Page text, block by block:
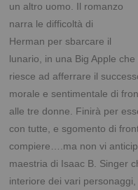
un altro uomo. Il romanzo
narra le difficoltà di
Herman per sbarcare il
lunario, in una Big Apple
riesce ad afferrare il
morale e sentimentale di
alle tre donne. Finirà per
con tutte, e sgomento di
compiere….ma non vi
maestria di Isaac B. Singer
interiore dei vari